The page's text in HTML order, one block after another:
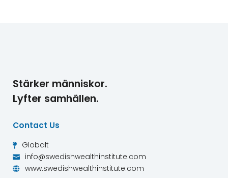
Stärker människor.
Lyfter samhällen.
Contact Us
 Globalt
 info@swedishwealthinstitute.com
 www.swedishwealthinstitute.com